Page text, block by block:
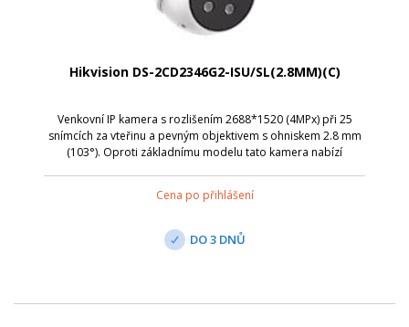
Hikvision DS-2CD2346G2-ISU/SL(2.8MM)(C)
Venkovní IP kamera s rozlišením 2688*1520 (4MPx) při 25
snímcích za vteřinu a pevným objektivem s ohniskem 2.8 mm
(103°). Oproti základnímu modelu tato kamera nabízí
Cena po přihlášení
DO 3 DNŮ